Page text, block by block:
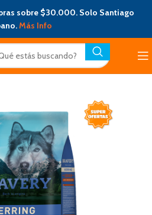
sobre $30.000. Solo Santiago
Más Info